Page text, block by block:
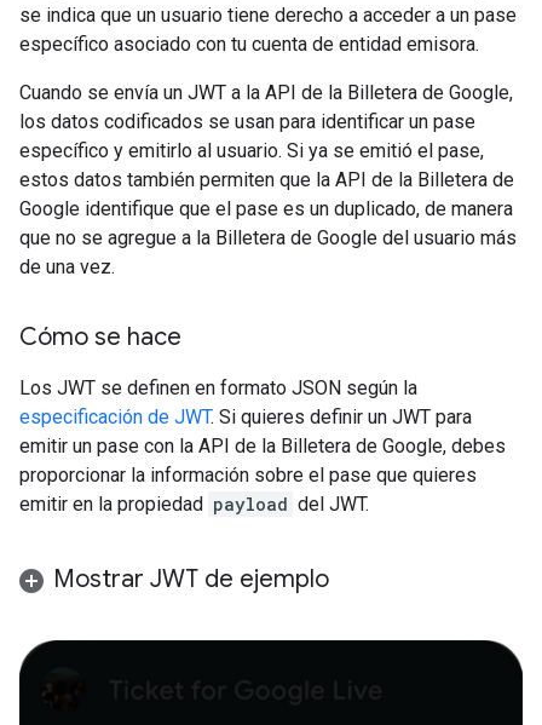
se indica que un usuario tiene derecho a acceder a un pase
específico asociado con tu cuenta de entidad emisora.
Cuando se envía un JWT a la API de la Billetera de Google,
los datos codificados se usan para identificar un pase
específico y emitirlo al usuario. Si ya se emitió el pase,
estos datos también permiten que la API de la Billetera de
Google identifique que el pase es un duplicado, de manera
que no se agregue a la Billetera de Google del usuario más
de una vez.
Cómo se hace
Los JWT se definen en formato JSON según la
especificación de JWT. Si quieres definir un JWT para
emitir un pase con la API de la Billetera de Google, debes
proporcionar la información sobre el pase que quieres
emitir en la propiedad payload del JWT.
Mostrar JWT de ejemplo